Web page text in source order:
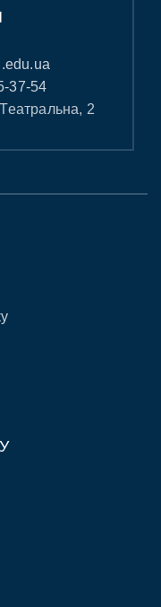
37-54
2